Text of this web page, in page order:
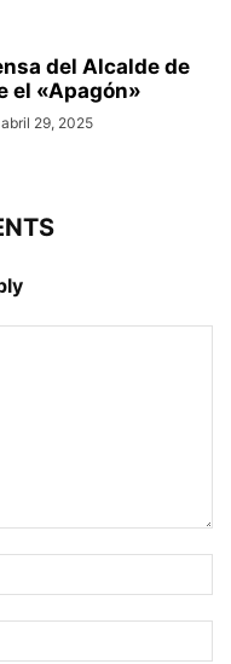
del Alcalde de
el «Apagón»
abril 29, 2025